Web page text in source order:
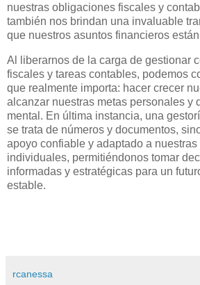
nuestras obligaciones fiscales y
también nos brindan una invaluable
que nuestros asuntos financieros
Al liberarnos de la carga de gestionar
fiscales y tareas contables, podemos
que realmente importa: hacer crecer
alcanzar nuestras metas personales y
mental. En última instancia, una
se trata de números y documentos,
apoyo confiable y adaptado a
individuales, permitiéndonos tomar
informadas y estratégicas para un
estable.
rcanessa